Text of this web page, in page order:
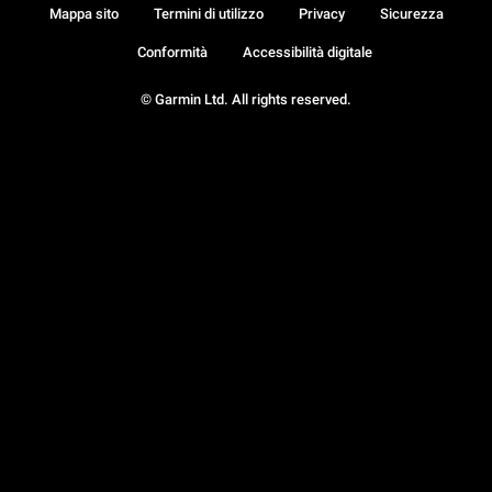
© Garmin Ltd. All rights reserved.
Mappa sito Termini di utilizzo Privacy Sicurezza
Conformità Accessibilità digitale